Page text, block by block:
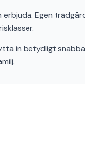
Egen
in betydligt